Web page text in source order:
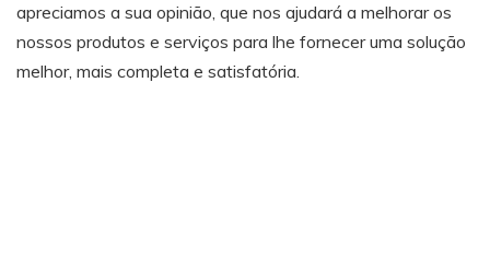
apreciamos a sua opinião, que nos ajudará a melhorar os
nossos produtos e serviços para lhe fornecer uma solução
melhor, mais completa e satisfatória.